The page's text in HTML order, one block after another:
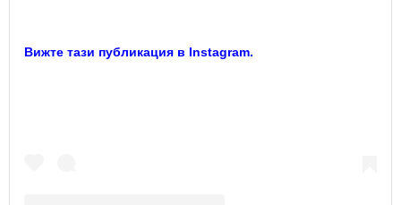
Вижте тази публикация в Instagram.